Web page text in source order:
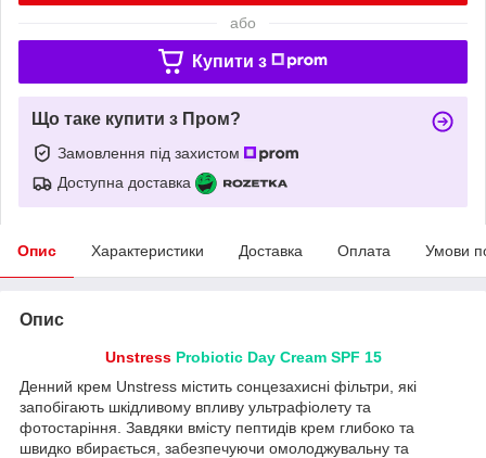
або
Купити з
Що таке купити з Пром?
Замовлення під захистом
Доступна доставка
Опис Характеристики Доставка Оплата Умови
Опис
UnstressProbiotic Day Cream SPF 15
Денний крем Unstress містить сонцезахисні фільтри, які
запобігають шкідливому впливу ультрафіолету та
фотостаріння. Завдяки вмісту пептидів крем глибоко та
швидко вбирається, забезпечуючи омолоджувальну та